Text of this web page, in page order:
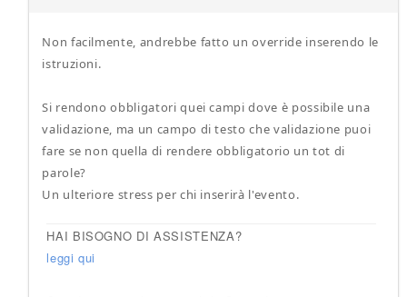
Non facilmente, andrebbe fatto un override inserendo le
istruzioni.
Si rendono obbligatori quei campi dove è possibile una
validazione, ma un campo di testo che validazione puoi
fare se non quella di rendere obbligatorio un tot di
parole?
Un ulteriore stress per chi inserirà l'evento.
HAI BISOGNO DI ASSISTENZA?
leggi qui